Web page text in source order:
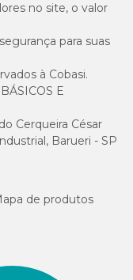
no site, o valor
para suas
à Cobasi.
E
Cerqueira César
Barueri - SP
de produtos